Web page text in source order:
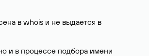
в whois и не выдается в
и в процессе подбора имени